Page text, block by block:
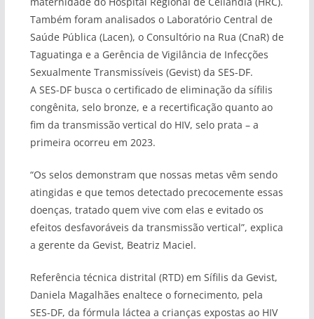
Também foram analisados o Laboratório Central de
Saúde Pública (Lacen), o Consultório na Rua (CnaR) de
Taguatinga e a Gerência de Vigilância de Infecções
Sexualmente Transmissíveis (Gevist) da SES-DF.
A SES-DF busca o certificado de eliminação da sífilis
congênita, selo bronze, e a recertificação quanto ao
fim da transmissão vertical do HIV, selo prata – a
primeira ocorreu em 2023.
“Os selos demonstram que nossas metas vêm sendo
atingidas e que temos detectado precocemente essas
doenças, tratado quem vive com elas e evitado os
efeitos desfavoráveis da transmissão vertical”, explica
a gerente da Gevist, Beatriz Maciel.
Referência técnica distrital (RTD) em Sífilis da Gevist,
Daniela Magalhães enaltece o fornecimento, pela
SES-DF, da fórmula láctea a crianças expostas ao HIV